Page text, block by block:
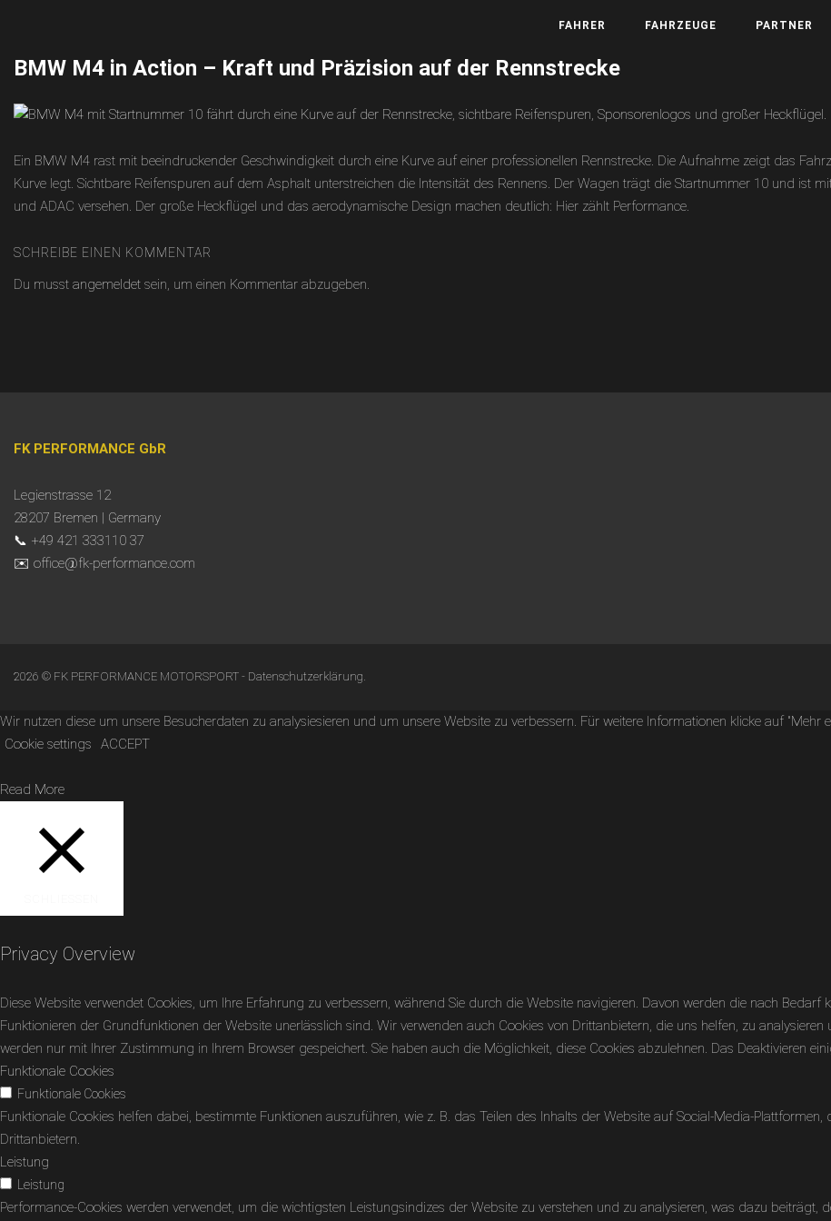
FAHRER FAHRZEUGE PARTNER
BMW M4 in Action – Kraft und Präzision auf der Rennstrecke
Ein BMW M4 rast mit beeindruckender Geschwindigkeit durch eine Kurve auf einer professionellen Rennstrecke. Die Aufnahme zeigt das
Kurve legt. Sichtbare Reifenspuren auf dem Asphalt unterstreichen die Intensität des Rennens. Der Wagen trägt die Startnummer 10 und ist
und ADAC versehen. Der große Heckflügel und das aerodynamische Design machen deutlich: Hier zählt Performance.
SCHREIBE EINEN KOMMENTAR
Du musst angemeldet sein, um einen Kommentar abzugeben.
FK PERFORMANCE GbR
Legienstrasse 12
28207 Bremen | Germany
📞 +49 421 333110 37
✉️ office@fk-performance.com
2026 © FK PERFORMANCE MOTORSPORT - Datenschutzerklärung.
Wir nutzen diese um unsere Besucherdaten zu analysiesieren und um unsere Website zu verbessern. Für weitere Informationen klicke auf "Mehr
Cookie settings
ACCEPT
Read More
Privacy Overview
Diese Website verwendet Cookies, um Ihre Erfahrung zu verbessern, während Sie durch die Website navigieren. Davon werden die nach
Funktionieren der Grundfunktionen der Website unerlässlich sind. Wir verwenden auch Cookies von Drittanbietern, die uns helfen, zu analysieren
werden nur mit Ihrer Zustimmung in Ihrem Browser gespeichert. Sie haben auch die Möglichkeit, diese Cookies abzulehnen. Das Deaktivieren
Funktionale Cookies
Funktionale Cookies
Funktionale Cookies helfen dabei, bestimmte Funktionen auszuführen, wie z. B. das Teilen des Inhalts der Website auf Social-Media-
Drittanbietern.
Leistung
Leistung
Performance-Cookies werden verwendet, um die wichtigsten Leistungsindizes der Website zu verstehen und zu analysieren, was dazu beiträgt,